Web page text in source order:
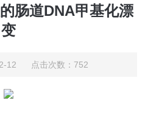
肠道DNA甲基化漂
变
12 点击次数：752